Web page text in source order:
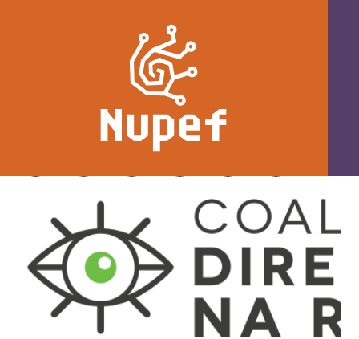
Não há educação sem conexão: não ao
veto ao PL 3477/20